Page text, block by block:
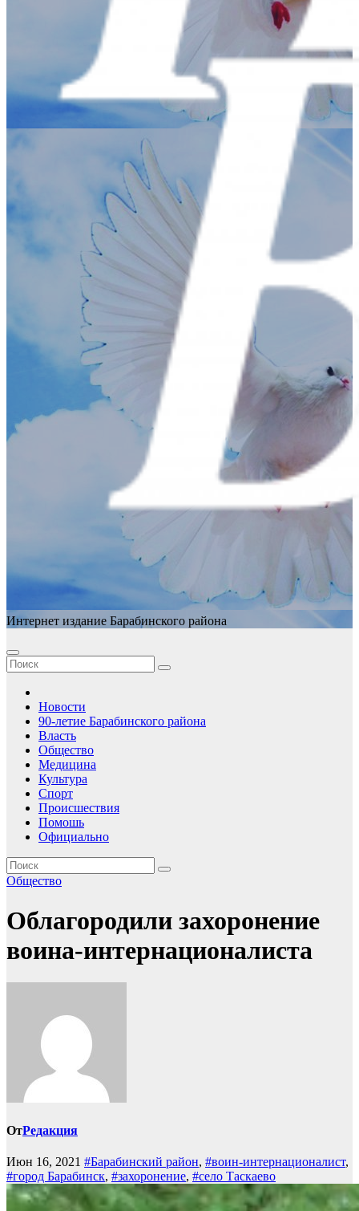
Интернет издание Барабинского района
Новости
90-летие Барабинского района
Власть
Общество
Медицина
Культура
Спорт
Происшествия
Помошь
Официально
Общество
Облагородили захоронение
воина-интернационалиста
ОтРедакция
Июн 16, 2021 #Барабинский район, #воин-интернационалист,
#город Барабинск, #захоронение, #село Таскаево